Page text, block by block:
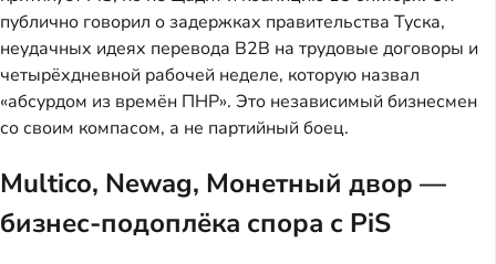
публично говорил о задержках правительства Туска,
неудачных идеях перевода B2B на трудовые договоры и
четырёхдневной рабочей неделе, которую назвал
«абсурдом из времён ПНР». Это независимый бизнесмен
со своим компасом, а не партийный боец.
Multico, Newag, Монетный двор —
бизнес-подоплёка спора с PiS